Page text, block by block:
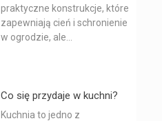
praktyczne konstrukcje, które
zapewniają cień i schronienie
w ogrodzie, ale...
Co się przydaje w kuchni?
Kuchnia to jedno z